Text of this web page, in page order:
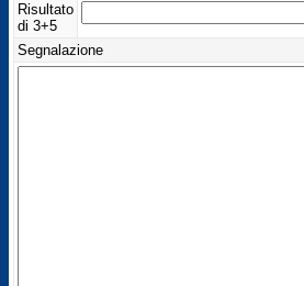
Risultato
di 3+5
Segnalazione